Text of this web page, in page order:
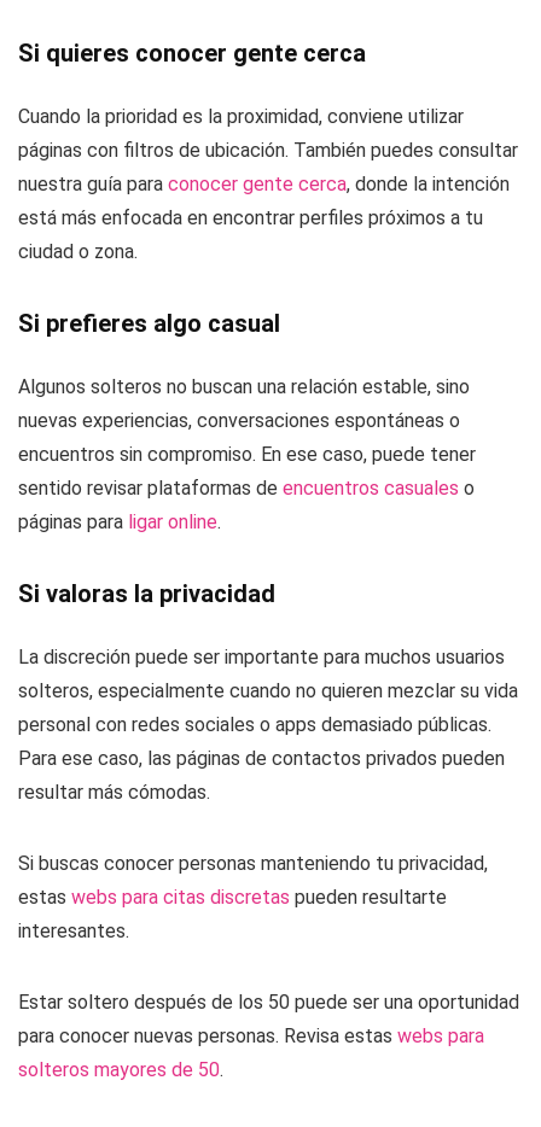
Si quieres conocer gente cerca
Cuando la prioridad es la proximidad, conviene utilizar
páginas con filtros de ubicación. También puedes consultar
nuestra guía para conocer gente cerca, donde la intención
está más enfocada en encontrar perfiles próximos a tu
ciudad o zona.
Si prefieres algo casual
Algunos solteros no buscan una relación estable, sino
nuevas experiencias, conversaciones espontáneas o
encuentros sin compromiso. En ese caso, puede tener
sentido revisar plataformas de encuentros casuales o
páginas para ligar online.
Si valoras la privacidad
La discreción puede ser importante para muchos usuarios
solteros, especialmente cuando no quieren mezclar su vida
personal con redes sociales o apps demasiado públicas.
Para ese caso, las páginas de contactos privados pueden
resultar más cómodas.
Si buscas conocer personas manteniendo tu privacidad,
estas webs para citas discretas pueden resultarte
interesantes.
Estar soltero después de los 50 puede ser una oportunidad
para conocer nuevas personas. Revisa estas webs para
solteros mayores de 50.